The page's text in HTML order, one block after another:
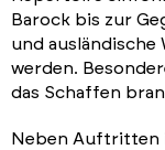
Barock bis zur
und
werden.
das Schaffen
Neben Auftritten